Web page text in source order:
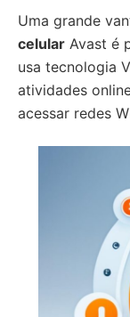
Uma grande
celular Avast é
usa tecnologia
atividades
acessar redes